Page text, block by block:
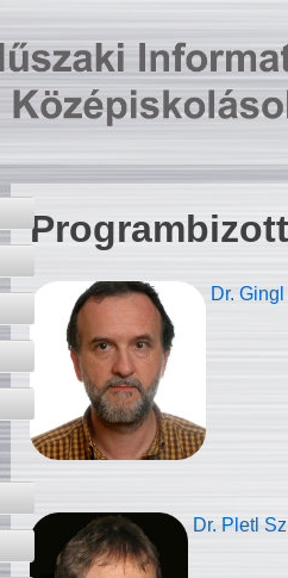
Dr.
Dr. Pletl